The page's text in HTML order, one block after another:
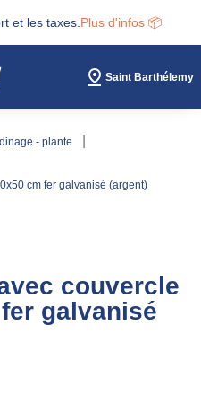
et les taxes. Plus d'infos 📦
Saint Barthélemy
- plante
cm fer galvanisé (argent)
couvercle
galvanisé